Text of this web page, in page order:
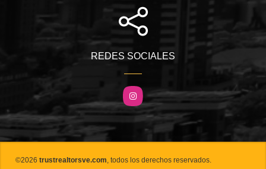
REDES SOCIALES
Instagram
©2026 trustrealtorsve.com, todos los derechos reservados.